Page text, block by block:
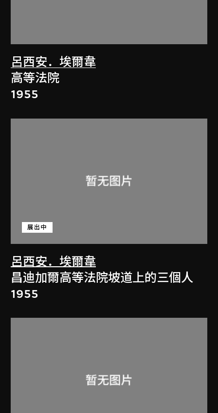
呂西安．埃爾韋
高等法院
1955
呂西安．埃爾韋
展出中
昌迪加爾高等法院坡道上的三個人
1955